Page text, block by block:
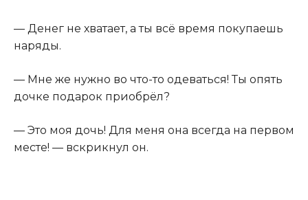
— Денег не хватает, а ты всё время покупаешь
наряды.
— Мне же нужно во что-то одеваться! Ты опять
дочке подарок приобрёл?
— Это моя дочь! Для меня она всегда на первом
месте! — вскрикнул он.